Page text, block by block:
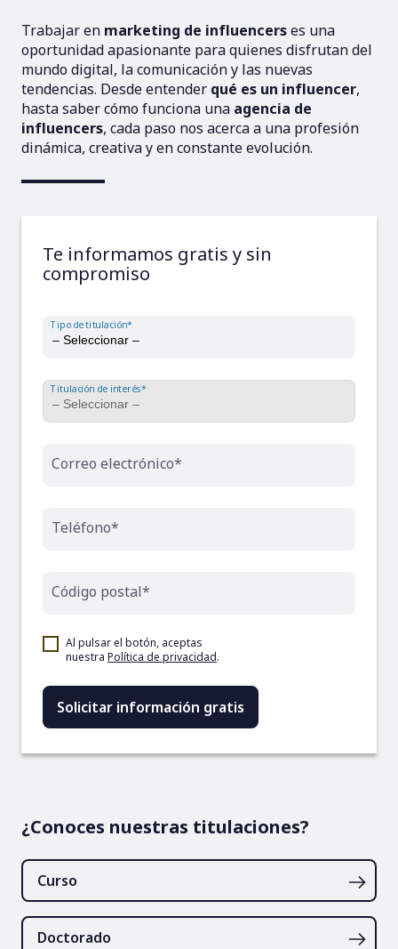
Trabajar en marketing de influencerses una
oportunidad apasionante para quienes disfrutan del
mundo digital, la comunicación y las nuevas
tendencias. Desde entender qué es un influencer,
hasta saber cómo funciona una agencia de
influencers, cada paso nos acerca a una profesión
dinámica, creativa y en constante evolución.
Te informamos gratis y sin
compromiso
Tipo de titulación*
Titulación de interés*
Correo electrónico*
Teléfono*
Código postal*
Al pulsar el botón, aceptas
nuestra Política de privacidad.
¿Conoces nuestras titulaciones?
Curso
Doctorado